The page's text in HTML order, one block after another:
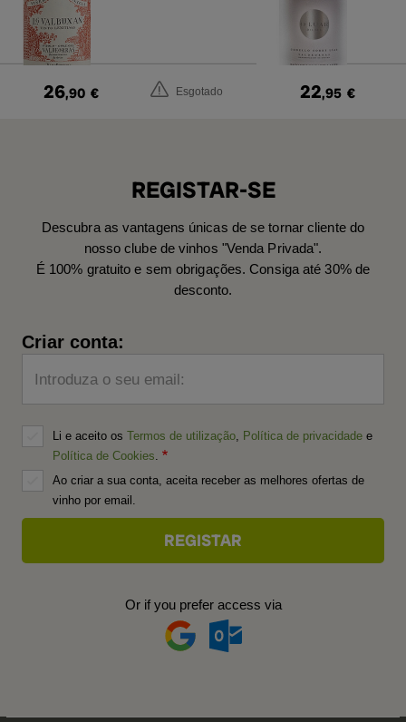
26,90 € Esgotado 22,95 €
REGISTAR-SE
Descubra as vantagens únicas de se tornar cliente do
nosso clube de vinhos "Venda Privada".
É 100% gratuito e sem obrigações. Consiga até 30% de
desconto.
Criar conta:
Introduza o seu email:
Li e aceito os Termos de utilização Política de privacidade e
Política de Cookies
Ao criar a sua conta, aceita receber as melhores ofertas de
vinho por email.
Or if you prefer access via